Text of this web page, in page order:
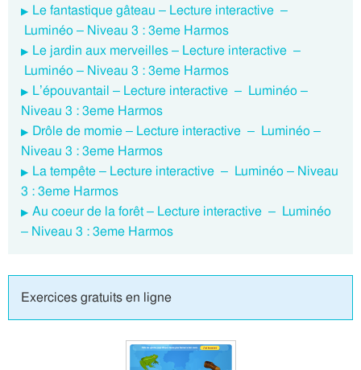
Le fantastique gâteau – Lecture interactive –
Luminéo – Niveau 3 : 3eme Harmos
Le jardin aux merveilles – Lecture interactive –
Luminéo – Niveau 3 : 3eme Harmos
L’épouvantail – Lecture interactive – Luminéo –
Niveau 3 : 3eme Harmos
Drôle de momie – Lecture interactive – Luminéo –
Niveau 3 : 3eme Harmos
La tempête – Lecture interactive – Luminéo – Niveau
3 : 3eme Harmos
Au coeur de la forêt – Lecture interactive – Luminéo
– Niveau 3 : 3eme Harmos
Exercices gratuits en ligne